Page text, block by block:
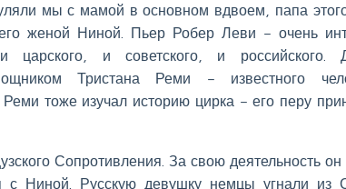
мы с мамой в основном вдвоем, папа
женой Ниной. Пьер Робер Леви – очень
царского, и советского, и российского.
Тристана Реми – известного
тоже изучал историю цирка – его перу
Сопротивления. За свою деятельность он
с Ниной. Русскую девушку немцы угнали